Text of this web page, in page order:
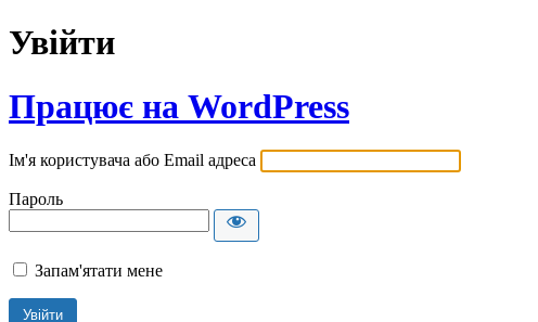
Увійти
Працює на WordPress
Ім'я користувача або Email адреса
Пароль
Запам'ятати мене